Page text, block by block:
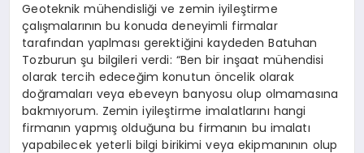
Geoteknik mühendisliği ve zemin iyileştirme
çalışmalarının bu konuda deneyimli firmalar
tarafından yaplması gerektiğini kaydeden Batuhan
Tozburun şu bilgileri verdi: “Ben bir inşaat mühendisi
olarak tercih edeceğim konutun öncelik olarak
doğramaları veya ebeveyn banyosu olup olmamasına
bakmıyorum. Zemin iyileştirme imalatlarını hangi
firmanın yapmış olduğuna bu firmanın bu imalatı
yapabilecek yeterli bilgi birikimi veya ekipmanının olup